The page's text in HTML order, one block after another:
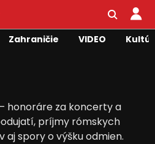
Zahraničie VIDEO
honoráre za koncerty a
príjmy rómskych
aj spory o výšku odmien.